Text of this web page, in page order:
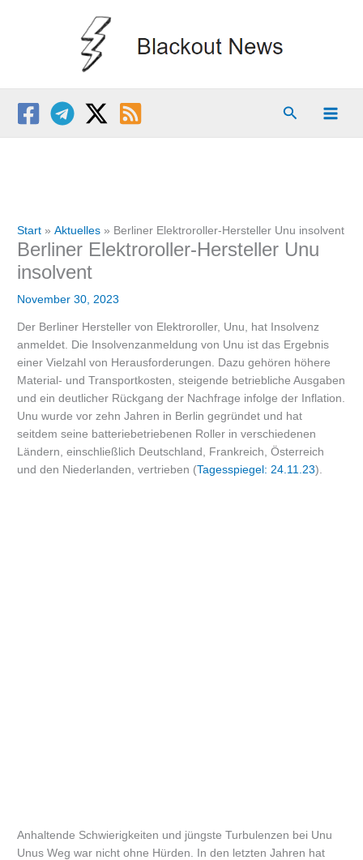
Suchen
Start Aktuelles Berliner Elektroroller-Hersteller Unu insolvent
Berliner Elektroroller-Hersteller Unu
insolvent
November 30, 2023
Der Berliner Hersteller von Elektroroller, Unu, hat Insolvenz
anmeldet. Die Insolvenzanmeldung von Unu ist das Ergebnis
einer Vielzahl von Herausforderungen. Dazu gehören höhere
Material- und Transportkosten, steigende betriebliche Ausgaben
und ein deutlicher Rückgang der Nachfrage infolge der Inflation.
Unu wurde vor zehn Jahren in Berlin gegründet und hat
seitdem seine batteriebetriebenen Roller in verschiedenen
Ländern, einschließlich Deutschland, Frankreich, Österreich
und den Niederlanden, vertrieben (Tagesspiegel: 24.11.23).
Anhaltende Schwierigkeiten und jüngste Turbulenzen bei Unu
Unus Weg war nicht ohne Hürden. In den letzten Jahren hat